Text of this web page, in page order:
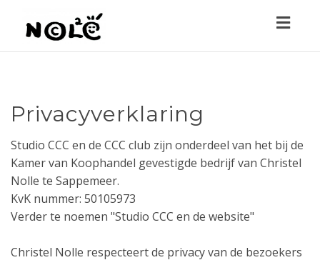
Privacyverklaring
Studio CCC en de CCC club zijn onderdeel van het bij de
Kamer van Koophandel gevestigde bedrijf van Christel
Nolle te Sappemeer.
KvK nummer: 50105973
Verder te noemen "Studio CCC en de website"
Christel Nolle respecteert de privacy van de bezoekers